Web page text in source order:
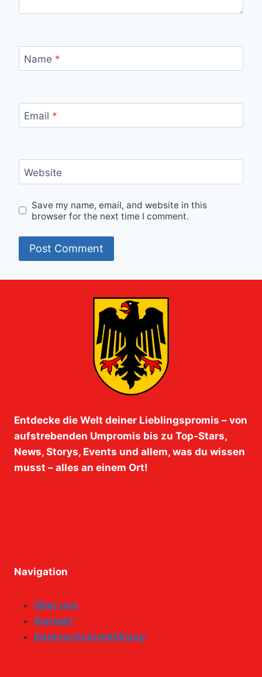
Name *
Email *
Website
Save my name, email, and website in this
browser for the next time I comment.
Entdecke die Welt deiner Lieblingspromis – von
aufstrebenden Umpromis bis zu Top-Stars,
News, Storys, Events und allem, was du wissen
musst – alles an einem Ort!
Navigation
Über uns
Kontakt
Datenschutzerklärung